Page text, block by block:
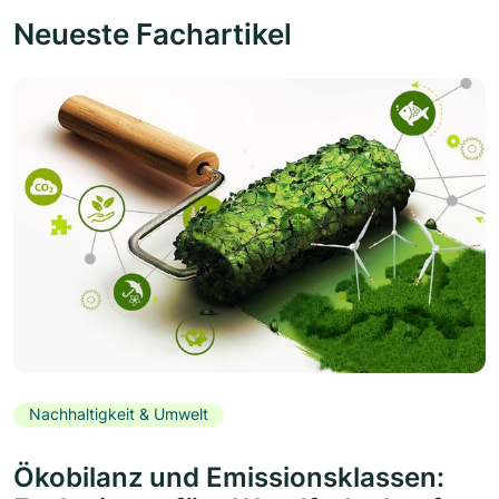
Neueste Fachartikel
Nachhaltigkeit & Umwelt
Ökobilanz und Emissionsklassen: